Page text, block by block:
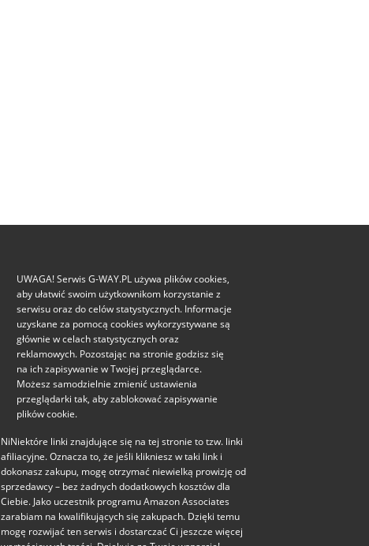
UWAGA! Serwis G-WAY.PL używa plików cookies,
aby ułatwić swoim użytkownikom korzystanie z
serwisu oraz do celów statystycznych. Informacje
uzyskane za pomocą cookies wykorzystywane są
głównie w celach statystycznych oraz
reklamowych. Pozostając na stronie godzisz się
na ich zapisywanie w Twojej przeglądarce.
Możesz samodzielnie zmienić ustawienia
przeglądarki tak, aby zablokować zapisywanie
plików cookie.
NiNiektóre linki znajdujące się na tej stronie to tzw. linki
afiliacyjne. Oznacza to, że jeśli klikniesz w taki link i
dokonasz zakupu, mogę otrzymać niewielką prowizję od
sprzedawcy – bez żadnych dodatkowych kosztów dla
Ciebie. Jako uczestnik programu Amazon Associates
zarabiam na kwalifikujących się zakupach. Dzięki temu
mogę rozwijać ten serwis i dostarczać Ci jeszcze więcej